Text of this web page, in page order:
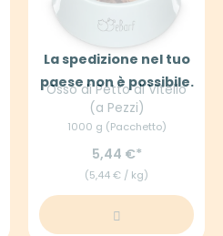
La spedizione nel tuo
paese non è possibile.
Osso di Petto di Vitello
(a Pezzi)
1000 g (Pacchetto)
5,44 €
(5,44 € / kg)